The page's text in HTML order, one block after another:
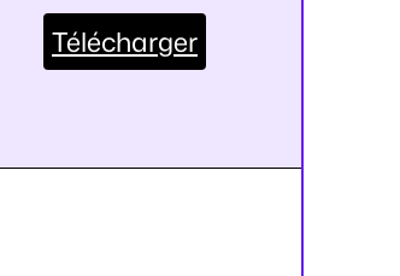
Télécharger